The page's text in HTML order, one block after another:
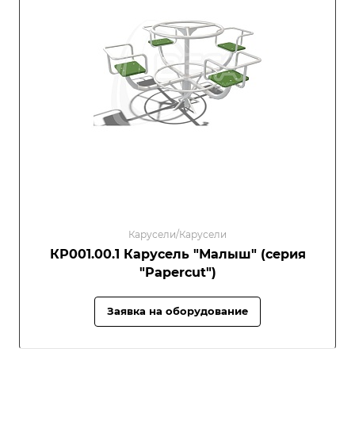
Карусели/Карусели
КР001.00.1 Карусель "Малыш" (серия
"Papercut")
Заявка на оборудование